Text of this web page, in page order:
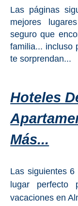
LAS
ALPUJARRAS
➜
Órgiva
Pampaneira
Capileira
Pitres
Las páginas
mejores
seguro que
familia... incluso
te sorprendan...
Hoteles
Más...
Las siguientes 6
lugar perfecto
vacaciones en